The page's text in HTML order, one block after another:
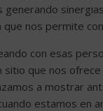
generando
que nos permite
con esas
sitio que nos
a mostrar
estamos en